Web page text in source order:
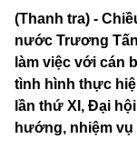
(Thanh tra) -
nước Trương
làm việc với cán
tình hình thực
lần thứ XI, Đại
hướng, nhiệm